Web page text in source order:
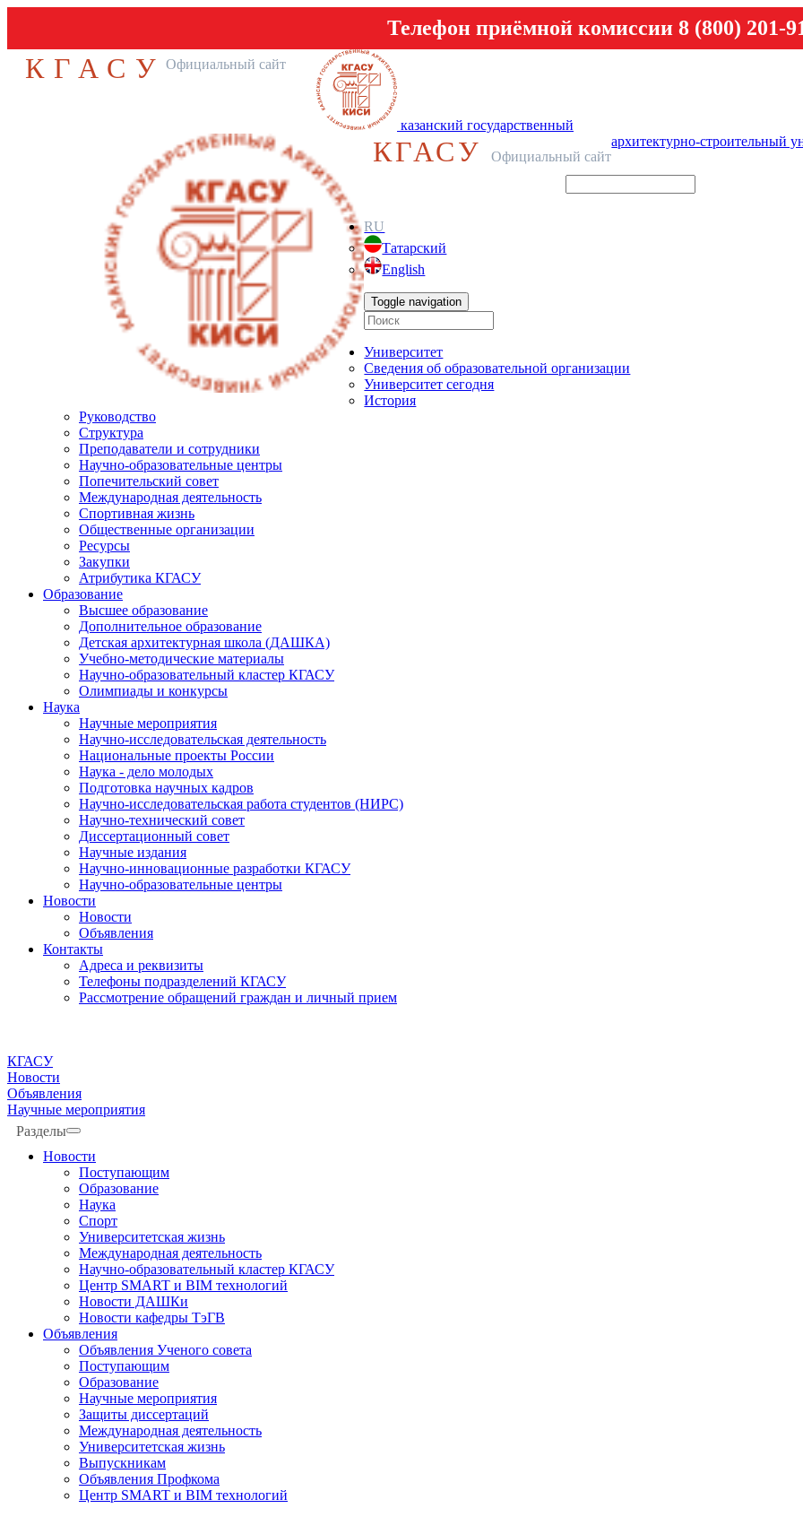
Телефон приёмной комиссии 8 (800) 201-
КГАСУ Официальный сайт
казанский государственный
архитектурно-строительный
КГАСУ Официальный сайт
RU
Татарский
English
Toggle navigation
Университет
Сведения об образовательной организации
Университет сегодня
История
Руководство
Структура
Преподаватели и сотрудники
Научно-образовательные центры
Попечительский совет
Международная деятельность
Спортивная жизнь
Общественные организации
Ресурсы
Закупки
Атрибутика КГАСУ
Образование
Высшее образование
Дополнительное образование
Детская архитектурная школа (ДАШКА)
Учебно-методические материалы
Научно-образовательный кластер КГАСУ
Олимпиады и конкурсы
Наука
Научные мероприятия
Научно-исследовательская деятельность
Национальные проекты России
Наука - дело молодых
Подготовка научных кадров
Научно-исследовательская работа студентов (НИРС)
Научно-технический совет
Диссертационный совет
Научные издания
Научно-инновационные разработки КГАСУ
Научно-образовательные центры
Новости
Новости
Объявления
Контакты
Адреса и реквизиты
Телефоны подразделений КГАСУ
Рассмотрение обращений граждан и личный прием
КГАСУ
Новости
Объявления
Научные мероприятия
Разделы
Новости
Поступающим
Образование
Наука
Спорт
Университетская жизнь
Международная деятельность
Научно-образовательный кластер КГАСУ
Центр SMART и BIM технологий
Новости ДАШКи
Новости кафедры ТэГВ
Объявления
Объявления Ученого совета
Поступающим
Образование
Научные мероприятия
Защиты диссертаций
Международная деятельность
Университетская жизнь
Выпускникам
Объявления Профкома
Центр SMART и BIM технологий